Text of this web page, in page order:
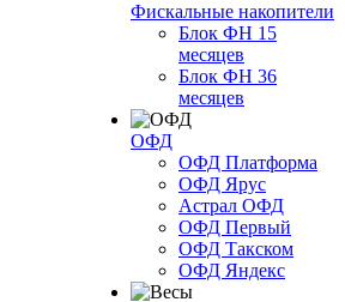
Фискальные накопители
Блок ФН 15
месяцев
Блок ФН 36
месяцев
ОФД
ОФД Платформа
ОФД Ярус
Астрал ОФД
ОФД Первый
ОФД Такском
ОФД Яндекс